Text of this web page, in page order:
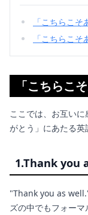
「こちらこ
「こちらこ
「こちらこ
ここでは、お互い
がとう」にあたる英
1.Thank you
"Thank you as
ズの中でもフォーマ